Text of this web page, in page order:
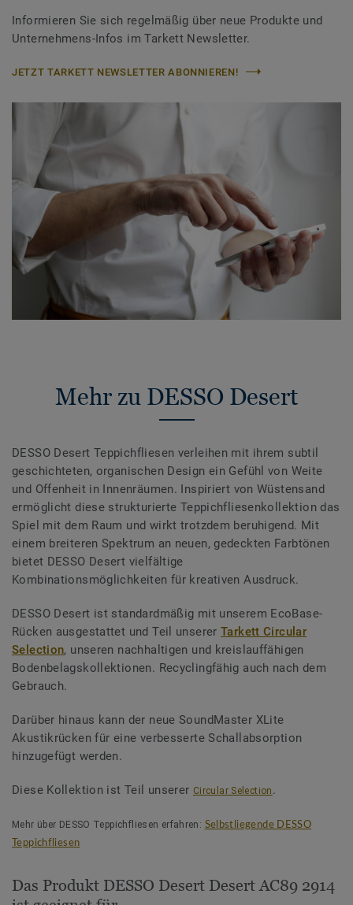
Informieren Sie sich regelmäßig über neue Produkte und
Unternehmens-Infos im Tarkett Newsletter.
JETZT TARKETT NEWSLETTER ABONNIEREN!
Mehr zu DESSO Desert
DESSO Desert Teppichfliesen verleihen mit ihrem subtil
geschichteten, organischen Design ein Gefühl von Weite
und Offenheit in Innenräumen. Inspiriert von Wüstensand
ermöglicht diese strukturierte Teppichfliesenkollektion das
Spiel mit dem Raum und wirkt trotzdem beruhigend. Mit
einem breiteren Spektrum an neuen, gedeckten Farbtönen
bietet DESSO Desert vielfältige
Kombinationsmöglichkeiten für kreativen Ausdruck.
DESSO Desert ist standardmäßig mit unserem EcoBase-
Rücken ausgestattet und Teil unsererTarkett Circular
Selection, unseren nachhaltigen und kreislauffähigen
Bodenbelagskollektionen. Recyclingfähig auch nach dem
Gebrauch.
Darüber hinaus kann der neue SoundMaster XLite
Akustikrücken für eine verbesserte Schallabsorption
hinzugefügt werden.
Diese Kollektion ist Teil unserer Circular Selection .
Mehr über DESSO Teppichfliesen erfahren: Selbstliegende DESSO
Teppichfliesen
Das Produkt DESSO Desert Desert AC89 2914